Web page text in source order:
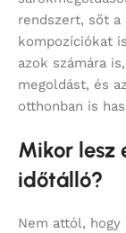
rendszert, sőt
kompozíciókat
azok számára
megoldást, és
otthonban is
Mikor lesz
időtálló?
Nem attól, hogy